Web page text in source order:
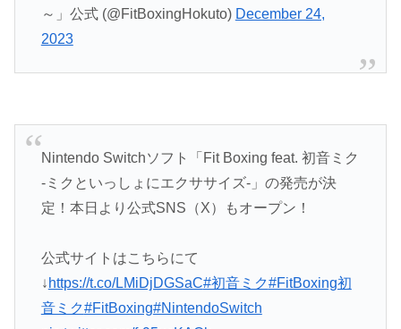
～」公式 (@FitBoxingHokuto) December 24,
2023
Nintendo Switchソフト「Fit Boxing feat. 初音ミク
-ミクといっしょにエクササイズ-」の発売が決
定！本日より公式SNS（X）もオープン！
公式サイトはこちらにて
↓ https://t.co/LMiDjDGSaC#初音ミク#FitBoxing初
音ミク#FitBoxing#NintendoSwitch